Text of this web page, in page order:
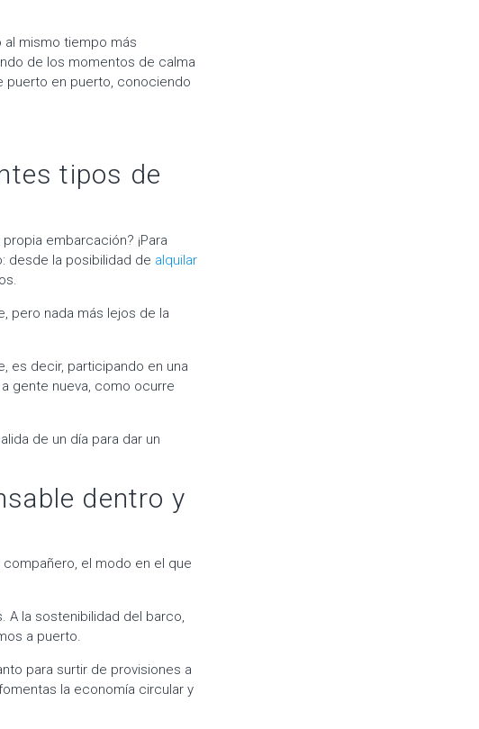
al mismo tiempo más
de los momentos de calma
puerto en puerto, conociendo
tipos de
embarcación? ¡Para
desde la posibilidad de alquilar
pero nada más lejos de la
es decir, participando en una
gente nueva, como ocurre
de un día para dar un
dentro y
el modo en el que
A la sostenibilidad del barco,
a puerto.
para surtir de provisiones a
la economía circular y